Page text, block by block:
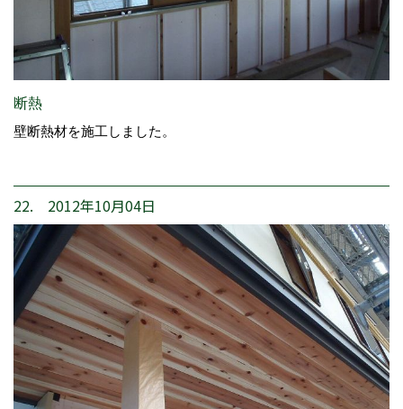
断熱
壁断熱材を施工しました。
22. 2012年10月04日